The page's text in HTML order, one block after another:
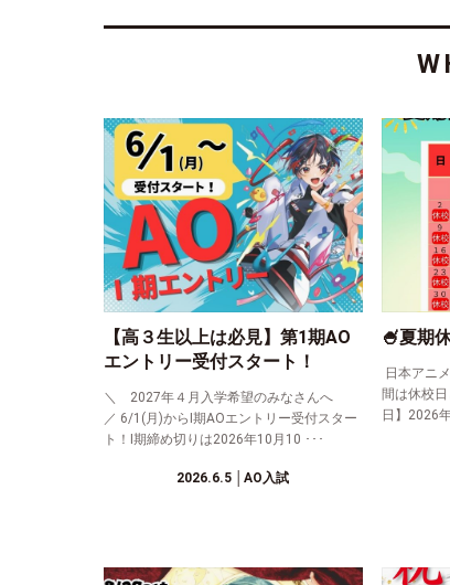
【高３生以上は必見】第1期AO
エントリー受付スタート！
＼ 2027年４月入学希望のみなさんへ
／ 6/1(月)からⅠ期AOエントリー受付スター
ト！Ⅰ期締め切りは2026年10月10 ･･･
2026.6.5 │AO入試
🍧夏期
日本アニ
間は休校
日】2026